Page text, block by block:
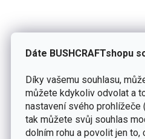
Dáte BUSHCRAFTshopu
Díky vašemu souhlasu,
můžete kdykoliv odvolat a
nastavení svého prohlížeče
tak můžete svůj souhlas
dolním rohu a povolit jen to,
5,0
5
hvězdiček.
0x
0x